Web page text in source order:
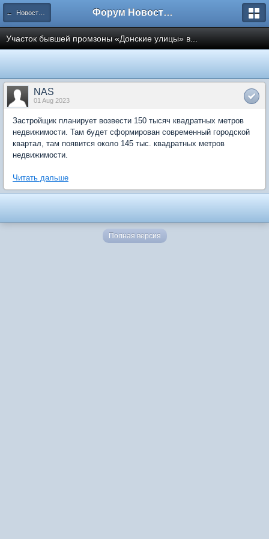
← Новости рынка недвижимости Форум Новостройки
Участок бывшей промзоны «Донские улицы» в...
NAS
01 Aug 2023
Застройщик планирует возвести 150 тысяч квадратных метров
недвижимости. Там будет сформирован современный городской
квартал, там появится около 145 тыс. квадратных метров
недвижимости.
Читать дальше
Полная версия